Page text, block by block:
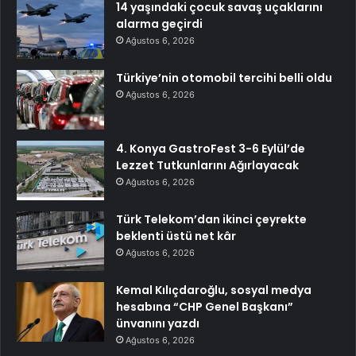
14 yaşındaki çocuk savaş uçaklarını
alarma geçirdi
Ağustos 6, 2026
Türkiye’nin otomobil tercihi belli oldu
Ağustos 6, 2026
4. Konya GastroFest 3-6 Eylül’de
Lezzet Tutkunlarını Ağırlayacak
Ağustos 6, 2026
Türk Telekom’dan ikinci çeyrekte
beklenti üstü net kâr
Ağustos 6, 2026
Kemal Kılıçdaroğlu, sosyal medya
hesabına “CHP Genel Başkanı”
ünvanını yazdı
Ağustos 6, 2026